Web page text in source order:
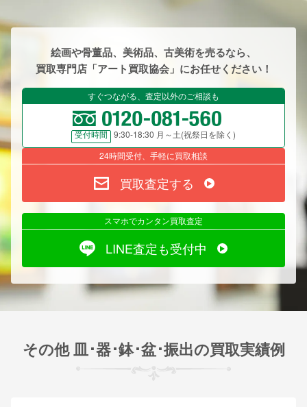
絵画や骨董品、美術品、古美術を売るなら、
買取専門店「アート買取協会」にお任せください！
すぐつながる、査定以外のご相談も
受付時間
9:30-18:30 月～土(祝祭日を除く)
24時間受付、手軽に買取相談
買取査定する
スマホでカンタン買取査定
LINE査定も受付中
その他 皿･器･鉢･盆･振出の買取実績例